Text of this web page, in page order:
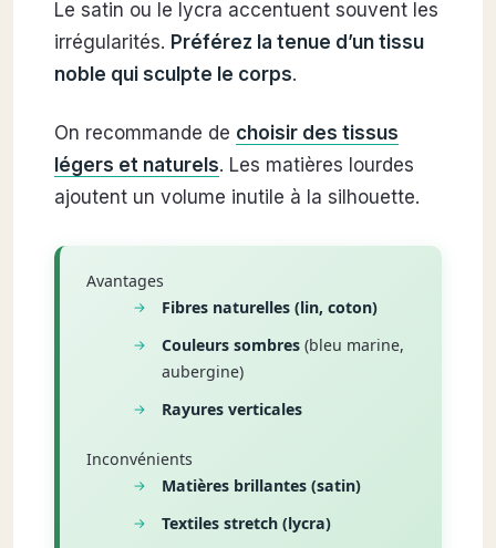
Le satin ou le lycra accentuent souvent les
irrégularités. Préférez la tenue d’un tissu
noble qui sculpte le corps.
On recommande de choisir des tissus
légers et naturels. Les matières lourdes
ajoutent un volume inutile à la silhouette.
Avantages
Fibres naturelles (lin, coton)
Couleurs sombres (bleu marine,
aubergine)
Rayures verticales
Inconvénients
Matières brillantes (satin)
Textiles stretch (lycra)